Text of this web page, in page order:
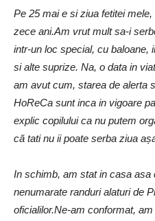
Pe 25 mai e si ziua fetitei
zece ani.Am vrut mult sa-i
intr-un loc special, cu baloane,
si alte suprize. Na, o data in
am avut cum, starea de alerta
HoReCa sunt inca in vigoare
explic copilului ca nu putem
că tati nu ii poate serba ziua
In schimb, am stat in casa asa
nenumarate randuri alaturi de
oficialilor.Ne-am conformat,